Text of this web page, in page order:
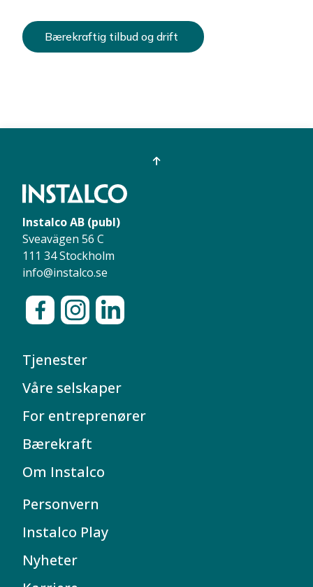
Bærekraftig tilbud og drift
Instalco AB (publ)
Sveavägen 56 C
111 34 Stockholm
info@instalco.se
Tjenester
Våre selskaper
For entreprenører
Bærekraft
Om Instalco
Personvern
Instalco Play
Nyheter